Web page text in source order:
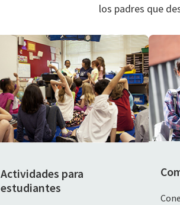
los padres que
Actividades para
estudiantes